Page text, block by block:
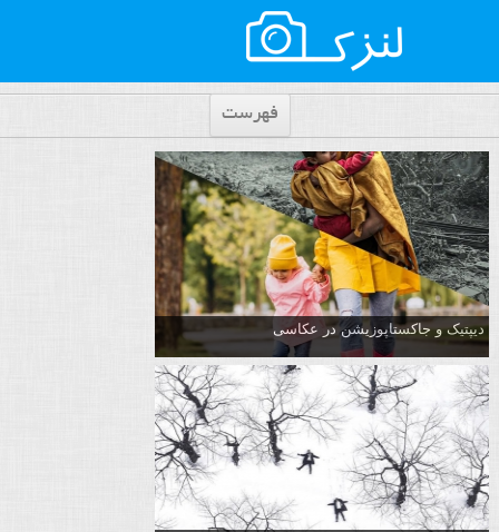
فهرست
دیپتیک و جاکستا‌پوزیشن در عکاسی